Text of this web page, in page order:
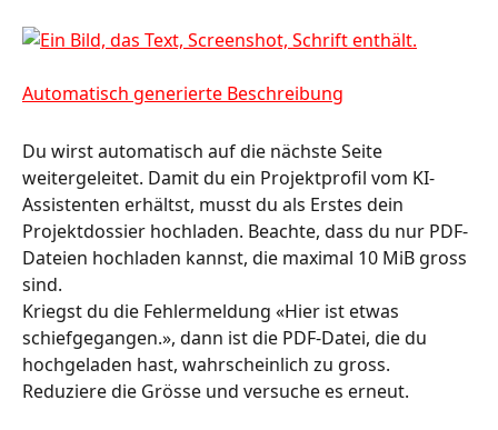
Du wirst automatisch auf die nächste Seite
weitergeleitet. Damit du ein Projektprofil vom KI-
Assistenten erhältst, musst du als Erstes dein
Projektdossier hochladen. Beachte, dass du nur PDF-
Dateien hochladen kannst, die maximal 10 MiB gross
sind.
Kriegst du die Fehlermeldung «Hier ist etwas
schiefgegangen.», dann ist die PDF-Datei, die du
hochgeladen hast, wahrscheinlich zu gross.
Reduziere die Grösse und versuche es erneut.